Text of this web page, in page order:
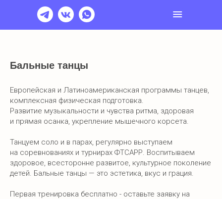
Бальные танцы
Европейская и Латиноамериканская программы танцев,
комплексная физическая подготовка.
Развитие музыкальности и чувства ритма, здоровая
и прямая осанка, укрепление мышечного корсета.
Танцуем соло и в парах, регулярно выступаем
на соревнованиях и турнирах ФТСАРР. Воспитываем
здоровое, всесторонне развитое, культурное поколение
детей. Бальные танцы — это эстетика, вкус и грация.
Первая тренировка бесплатно - оставьте заявку на